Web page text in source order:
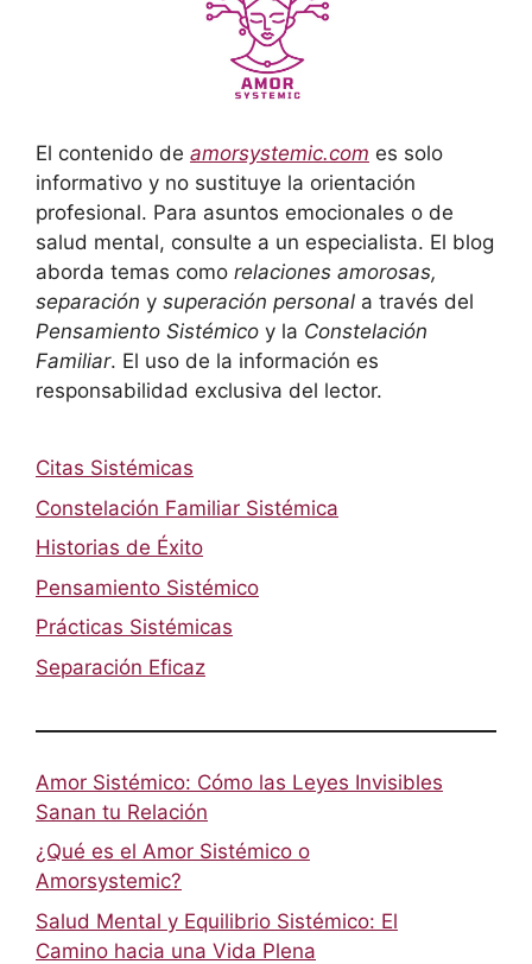
El contenido de amorsystemic.com es solo
informativo y no sustituye la orientación
profesional. Para asuntos emocionales o de
salud mental, consulte a un especialista. El blog
aborda temas como relaciones amorosas,
separación y superación personal a través del
Pensamiento Sistémico y la Constelación
Familiar. El uso de la información es
responsabilidad exclusiva del lector.
Citas Sistémicas
Constelación Familiar Sistémica
Historias de Éxito
Pensamiento Sistémico
Prácticas Sistémicas
Separación Eficaz
Amor Sistémico: Cómo las Leyes Invisibles
Sanan tu Relación
¿Qué es el Amor Sistémico o
Amorsystemic?
Salud Mental y Equilibrio Sistémico: El
Camino hacia una Vida Plena